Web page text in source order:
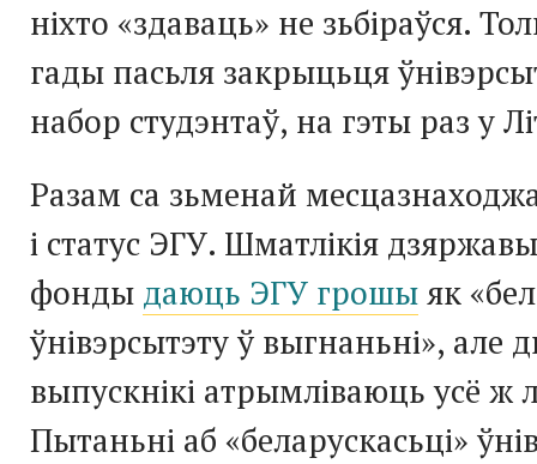
ніхто «здаваць» не зьбіраўся.
гады пасьля закрыцьця
набор студэнтаў, на гэты раз у
Разам са зьменай
і статус ЭГУ. Шматлікія
фонды даюць ЭГУ грошыяк
ўнівэрсытэту ў выгнаньні», але
выпускнікі атрымліваюць усё ж
Пытаньні аб «беларускасьці»